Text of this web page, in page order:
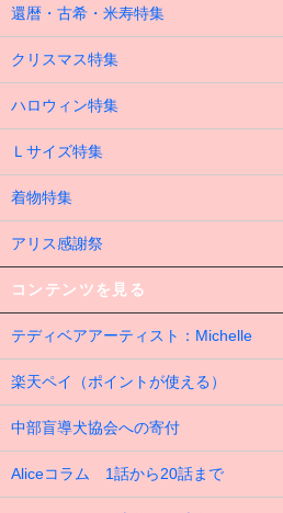
還暦・古希・米寿特集
クリスマス特集
ハロウィン特集
Ｌサイズ特集
着物特集
アリス感謝祭
コンテンツを見る
テディベアアーティスト：Michelle
楽天ペイ（ポイントが使える）
中部盲導犬協会への寄付
Aliceコラム 1話から20話まで